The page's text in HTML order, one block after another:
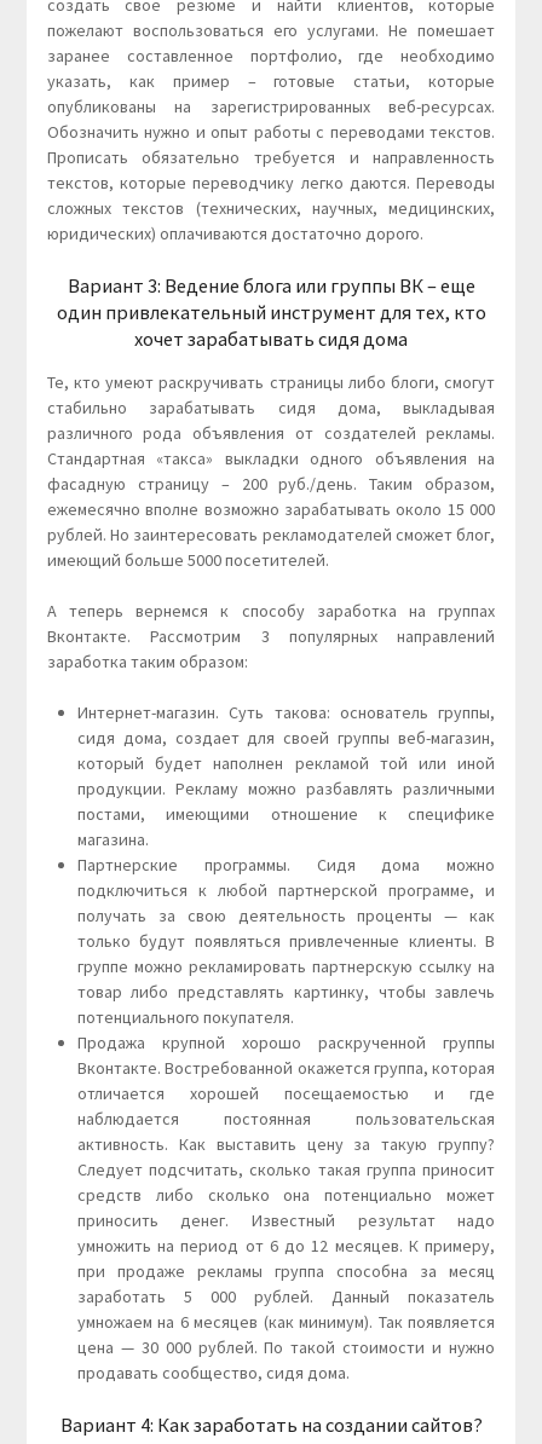
создать свое резюме и найти клиентов, которые
пожелают воспользоваться его услугами. Не помешает
заранее составленное портфолио, где необходимо
указать, как пример – готовые статьи, которые
опубликованы на зарегистрированных веб-ресурсах.
Обозначить нужно и опыт работы с переводами текстов.
Прописать обязательно требуется и направленность
текстов, которые переводчику легко даются. Переводы
сложных текстов (технических, научных, медицинских,
юридических) оплачиваются достаточно дорого.
Вариант 3: Ведение блога или группы ВК – еще
один привлекательный инструмент для тех, кто
хочет зарабатывать сидя дома
Те, кто умеют раскручивать страницы либо блоги, смогут
стабильно зарабатывать сидя дома, выкладывая
различного рода объявления от создателей рекламы.
Стандартная «такса» выкладки одного объявления на
фасадную страницу – 200 руб./день. Таким образом,
ежемесячно вполне возможно зарабатывать около 15 000
рублей. Но заинтересовать рекламодателей сможет блог,
имеющий больше 5000 посетителей.
А теперь вернемся к способу заработка на группах
Вконтакте. Рассмотрим 3 популярных направлений
заработка таким образом:
Интернет-магазин. Суть такова: основатель группы,
сидя дома, создает для своей группы веб-магазин,
который будет наполнен рекламой той или иной
продукции. Рекламу можно разбавлять различными
постами, имеющими отношение к специфике
магазина.
Партнерские программы. Сидя дома можно
подключиться к любой партнерской программе, и
получать за свою деятельность проценты — как
только будут появляться привлеченные клиенты. В
группе можно рекламировать партнерскую ссылку на
товар либо представлять картинку, чтобы завлечь
потенциального покупателя.
Продажа крупной хорошо раскрученной группы
Вконтакте. Востребованной окажется группа, которая
отличается хорошей посещаемостью и где
наблюдается постоянная пользовательская
активность. Как выставить цену за такую группу?
Следует подсчитать, сколько такая группа приносит
средств либо сколько она потенциально может
приносить денег. Известный результат надо
умножить на период от 6 до 12 месяцев. К примеру,
при продаже рекламы группа способна за месяц
заработать 5 000 рублей. Данный показатель
умножаем на 6 месяцев (как минимум). Так появляется
цена — 30 000 рублей. По такой стоимости и нужно
продавать сообщество, сидя дома.
Вариант 4: Как заработать на создании сайтов?